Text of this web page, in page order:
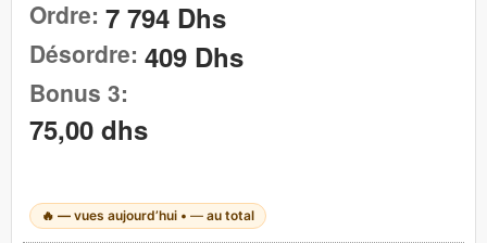
Ordre: 7 794 Dhs
Désordre: 409 Dhs
Bonus 3:
75,00 dhs
🔥 —vues aujourd’hui • —au total